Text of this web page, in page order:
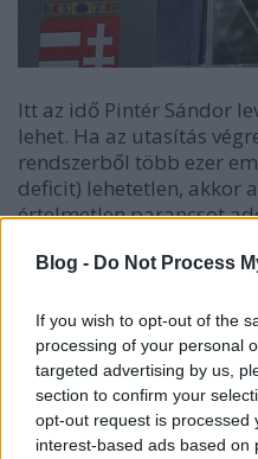
Blog - Do Not Process
If you wish to opt-out of the
processing of your personal
targeted advertising by us,
section to confirm your
opt-out request is processed
interest-based ads based on
Itt az idő Pintér Sándor
lehet. Ha az utasítás
rendszerből több ezer
deficit) lehetetlen, akkor
értelmetlen parancsot
embert, miközben nem
több ezer (kettő?,
semmit. Utóbbi esetben
(országostól a városiig)
közmunkásnak küldeni,
és sok-sok pénzt.